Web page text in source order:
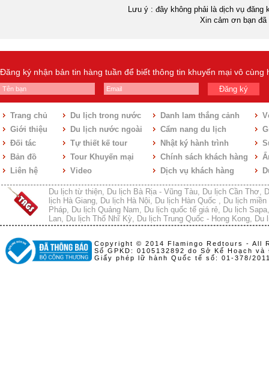
Lưu ý : đây không phải là dịch vụ
Xin cảm ơn bạn đã
Đăng ký nhận bản tin hàng tuần để biết thông tin khuyến mại vô cùng
Đăng ký
Trang chủ
Giới thiệu
Đối tác
Bản đồ
Liên hệ
Du lịch trong nước
Du lịch nước ngoài
Tự thiết kế tour
Tour Khuyến mại
Video
Danh lam thắng cảnh
Cẩm nang du lịch
Nhật ký hành trình
Chính sách khách hàng
Dịch vụ khách hàng
Du lịch từ thiện, Du lịch Bà Rịa - Vũng Tàu, Du lịch Cần Thơ,
lịch Hà Giang, Du lịch Hà Nội, Du lịch Hàn Quốc , Du lịch miền
Pháp, Du lịch Quảng Nam, Du lịch quốc tế giá rẻ, Du lịch Sapa
Lan, Du lịch Thổ Nhĩ Kỳ, Du lịch Trung Quốc - Hong Kong, Du
Copyright © 2014 Flamingo Redtours - All
Số GPKD: 0105132892 do Sở Kế Hoạch
Giấy phép lữ hành Quốc tế số: 01-378/